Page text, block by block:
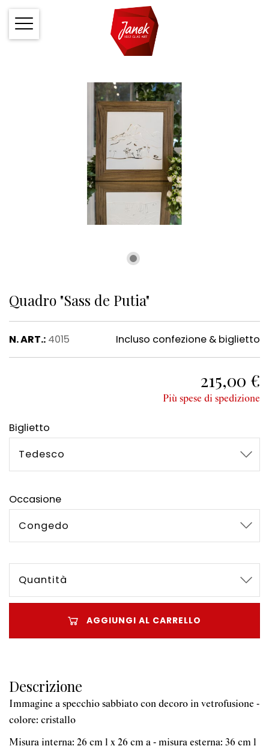
Quadro "Sass de Putia"
N. ART.: 4015 Incluso confezione & biglietto
215,00 €
Più spese di spedizione
Biglietto
Tedesco
Occasione
Congedo
Quantità
AGGIUNGI AL CARRELLO
Descrizione
Immagine a specchio sabbiato con decoro in vetrofusione -
colore: cristallo
Misura interna: 26 cm l x 26 cm a - misura esterna: 36 cm l